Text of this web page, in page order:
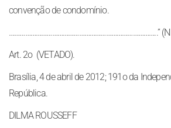
convenção de condomínio.
………………………………………………………………………..”
Art. 2o (VETADO).
Brasília, 4 de abril de 2012; 191o da
República.
DILMA ROUSSEFF